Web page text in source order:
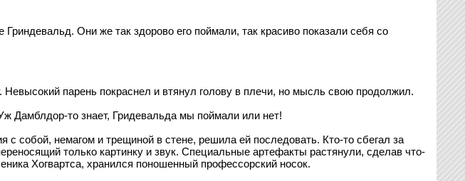
Они же так здорово его поймали, так красиво показали себя со
парень покраснел и втянул голову в плечи, но мысль свою продолжил.
Дамблдор-то знает, Гридевальда мы поймали или нет!
собой, немагом и трещиной в стене, решила ей последовать. Кто-то сбегал за
только картинку и звук. Специальные артефакты растянули, сделав что-
Хогвартса, хранился поношенный профессорский носок.